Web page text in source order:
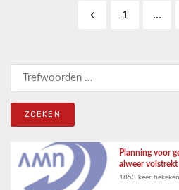
Berichten paginering
1 …
Planning voor
alweer volstrekt
1853 keer bekeken